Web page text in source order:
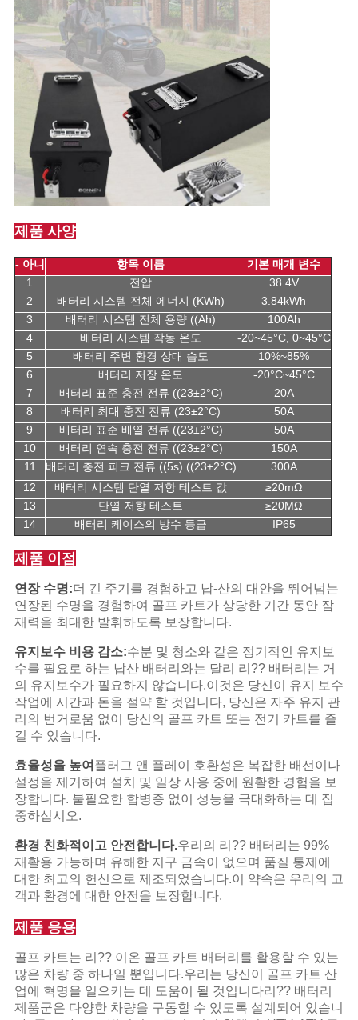
제품 사양
- 아니 항목 이름
기본 매개 변수
1
전압
38.4V
2
배터리 시스템 전체 에너지 (KWh)
3.84kWh
3
배터리 시스템 전체 용량 ((Ah)
100Ah
4
배터리 시스템 작동 온도
-20~45°C, 0~45°C
5
배터리 주변 환경 상대 습도
10%~85%
6
배터리 저장 온도
-20°C~45°C
7
배터리 표준 충전 전류 ((23±2°C)
20A
8
배터리 최대 충전 전류 (23±2°C)
50A
9
배터리 표준 배열 전류 ((23±2°C)
50A
10
배터리 연속 충전 전류 ((23±2°C)
150A
11
배터리 충전 피크 전류 ((5s) ((23±2°C)
300A
12
배터리 시스템 단열 저항 테스트 값
≥20mΩ
13
단열 저항 테스트
≥20MΩ
14
배터리 케이스의 방수 등급 IP65
제품 이점
연장 수명:더 긴 주기를 경험하고 납-산의 대안을 뛰어넘는
연장된 수명을 경험하여 골프 카트가 상당한 기간 동안 잠
재력을 최대한 발휘하도록 보장합니다.
유지보수 비용 감소:수분 및 청소와 같은 정기적인 유지보
수를 필요로 하는 납산 배터리와는 달리 리?? 배터리는 거
의 유지보수가 필요하지 않습니다.이것은 당신이 유지 보수
작업에 시간과 돈을 절약 할 것입니다, 당신은 자주 유지 관
리의 번거로움 없이 당신의 골프 카트 또는 전기 카트를 즐
길 수 있습니다.
효율성을 높여 플러그 앤 플레이 호환성은 복잡한 배선이나
설정을 제거하여 설치 및 일상 사용 중에 원활한 경험을 보
장합니다. 불필요한 합병증 없이 성능을 극대화하는 데 집
중하십시오.
환경 친화적이고 안전합니다.우리의 리?? 배터리는 99%
재활용 가능하며 유해한 지구 금속이 없으며 품질 통제에
대한 최고의 헌신으로 제조되었습니다.이 약속은 우리의 고
객과 환경에 대한 안전을 보장합니다.
제품 응용
골프 카트는 리?? 이온 골프 카트 배터리를 활용할 수 있는
많은 차량 중 하나일 뿐입니다.우리는 당신이 골프 카트 산
업에 혁명을 일으키는 데 도움이 될 것입니다리?? 배터리
제품군은 다양한 차량을 구동할 수 있도록 설계되어 있습니